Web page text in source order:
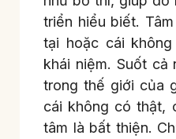
triển hiểu biết.
tại hoặc cái
khái niệm. Suốt cả
trong thế giới của
cái không có thật,
tâm là bất thiện.